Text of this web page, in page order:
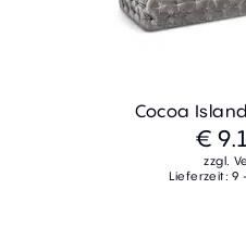
Cocoa
€
zzgl.
Lieferzeit: 9